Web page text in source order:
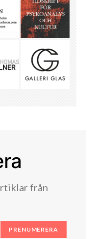
från
PRENUMERERA